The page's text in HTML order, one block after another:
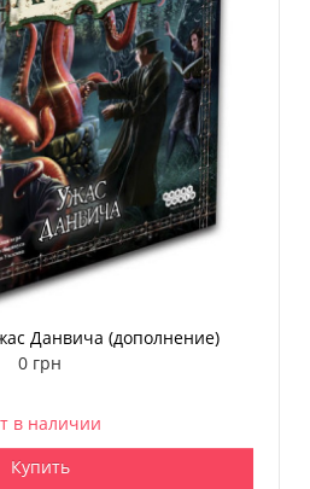
Данвича (дополнение)
0 грн
в наличии
Купить